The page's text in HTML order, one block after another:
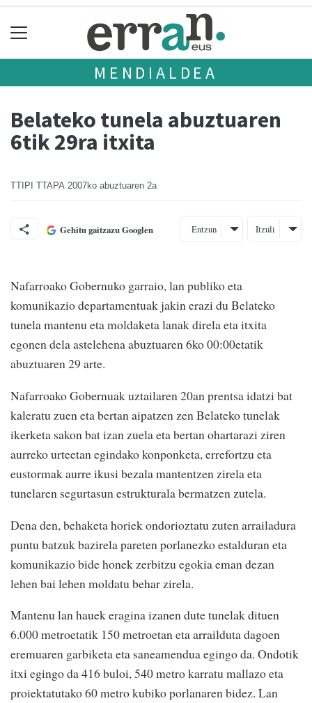
MENDIALDEA
Belateko tunela abuztuaren
6tik 29ra itxita
TTIPI TTAPA 2007ko abuztuaren 2a
Gehitu gaitzazu Googlen Entzun Itzuli
Nafarroako Gobernuko garraio, lan publiko eta
komunikazio departamentuak jakin erazi du Belateko
tunela mantenu eta moldaketa lanak direla eta itxita
egonen dela astelehena abuztuaren 6ko 00:00etatik
abuztuaren 29 arte.
Nafarroako Gobernuak uztailaren 20an prentsa idatzi bat
kaleratu zuen eta bertan aipatzen zen Belateko tunelak
ikerketa sakon bat izan zuela eta bertan ohartarazi ziren
aurreko urteetan egindako konponketa, errefortzu eta
eustormak aurre ikusi bezala mantentzen zirela eta
tunelaren segurtasun estrukturala bermatzen zutela.
Dena den, behaketa horiek ondorioztatu zuten arrailadura
puntu batzuk bazirela pareten porlanezko estalduran eta
komunikazio bide honek zerbitzu egokia eman dezan
lehen bai lehen moldatu behar zirela.
Mantenu lan hauek eragina izanen dute tunelak dituen
6.000 metroetatik 150 metroetan eta arrailduta dagoen
eremuaren garbiketa eta saneamendua egingo da. Ondotik
itxi egingo da 416 buloi, 540 metro karratu mallazo eta
proiektatutako 60 metro kubiko porlanaren bidez. Lan